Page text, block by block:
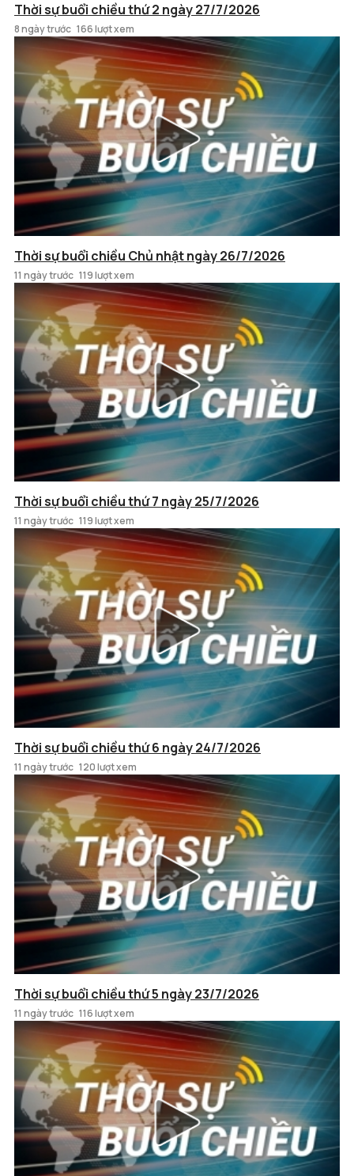
Thời sự buổi chiều thứ 2 ngày 27/7/2026
8 ngày trước 166 lượt xem
Thời sự buổi chiều Chủ nhật ngày 26/7/2026
11 ngày trước 119 lượt xem
Thời sự buổi chiều thứ 7 ngày 25/7/2026
11 ngày trước 119 lượt xem
Thời sự buổi chiều thứ 6 ngày 24/7/2026
11 ngày trước 120 lượt xem
Thời sự buổi chiều thứ 5 ngày 23/7/2026
11 ngày trước 116 lượt xem